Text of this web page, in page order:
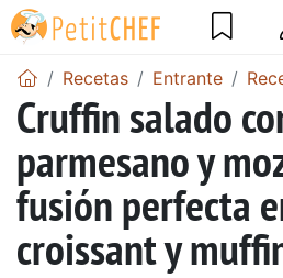
Recetas Entrante
Cruffin salado
parmesano y
fusión perfecta
croissant y